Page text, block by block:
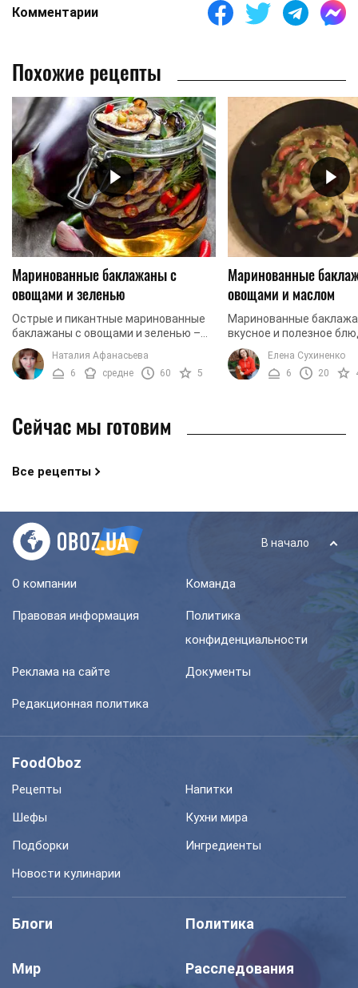
Комментарии
Похожие рецепты
Маринованные баклажаны с
овощами и зеленью
Острые и пикантные маринованные
баклажаны с овощами и зеленью –
замечательная закуска, которая
подойдет к любому блюду.
Баклажаны по этому рецепту ...
Наталия Афанасьева
6
средне 60 5
Маринованные
овощами и маслом
Маринованные
вкусное и полезное
Благодаря
закуска выходит
насыщенным ароматом.
Елена Сухиненко
6
20
Сейчас мы готовим
Все рецепты
В начало
О компании Команда
Правовая информация
Политика
конфиденциальности
Реклама на сайте Документы
Редакционная политика
FoodOboz
Рецепты
Напитки
Шефы
Кухни мира
Подборки
Ингредиенты
Новости кулинарии
Блоги Политика
Мир Расследования